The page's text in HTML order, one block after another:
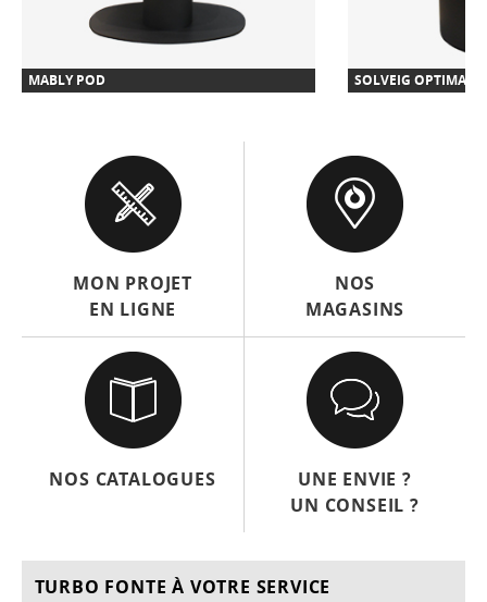
MABLY POD SOLVEIG OPTIMA M
MON PROJET
EN LIGNE
NOS
MAGASINS
NOS CATALOGUES
UNE ENVIE ?
UN CONSEIL ?
TURBO FONTE À VOTRE SERVICE